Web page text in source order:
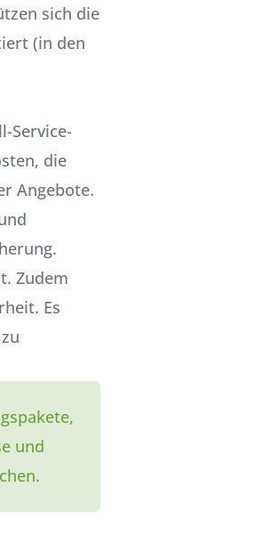
sich die
(in den
Service-
die
Angebote.
Zudem
Es
und